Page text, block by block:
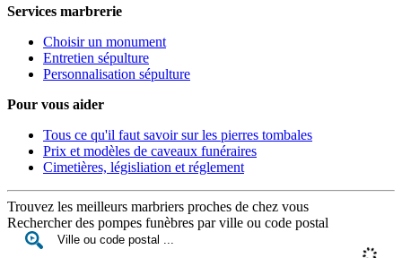
Services marbrerie
Choisir un monument
Entretien sépulture
Personnalisation sépulture
Pour vous aider
Tous ce qu'il faut savoir sur les pierres tombales
Prix et modèles de caveaux funéraires
Cimetières, législiation et réglement
Trouvez les meilleurs marbriers proches de chez vous
Rechercher des pompes funèbres par ville ou code postal